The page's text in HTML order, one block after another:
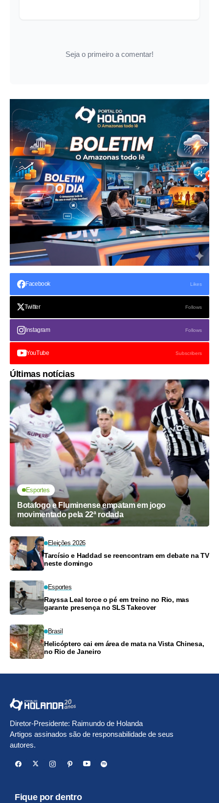
Seja o primeiro a comentar!
Facebook Likes
Twitter Follows
Instagram Follows
YouTube Subscribers
Últimas notícias
Esportes
Botafogo e Fluminense empatam em jogo
movimentado pela 22ª rodada
Eleições 2026
Tarcísio e Haddad se reencontram em debate na TV
neste domingo
Esportes
Rayssa Leal torce o pé em treino no Rio, mas
garante presença no SLS Takeover
Brasil
Helicóptero cai em área de mata na Vista Chinesa,
no Rio de Janeiro
Diretor-Presidente: Raimundo de Holanda
Artigos assinados são de responsabilidade de seus
autores.
Fique por dentro